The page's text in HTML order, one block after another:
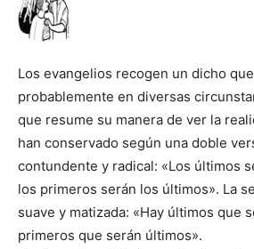
Los evangelios recogen un dicho
probablemente en diversas
que resume su manera de ver la
han conservado según una doble
contundente y radical: «Los últimos
los primeros serán los últimos». La
suave y matizada: «Hay últimos que
primeros que serán últimos».